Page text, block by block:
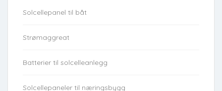
Solcellepanel til båt
Strømaggreat
Batterier til solcelleanlegg
Solcellepaneler til næringsbygg